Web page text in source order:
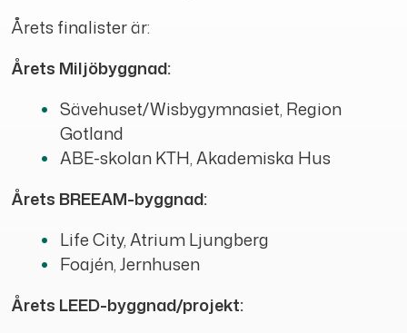
Årets finalister är:
Årets Miljöbyggnad:
Sävehuset/Wisbygymnasiet, Region
Gotland
ABE-skolan KTH, Akademiska Hus
Årets BREEAM-byggnad:
Life City, Atrium Ljungberg
Foajén, Jernhusen
Årets LEED-byggnad/projekt: